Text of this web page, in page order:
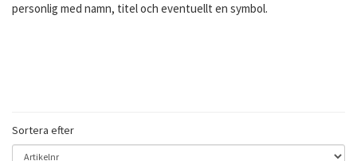
personlig med namn, titel och eventuellt en symbol.
Sortera efter